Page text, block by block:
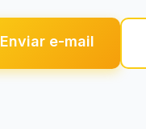
Enviar e-mail